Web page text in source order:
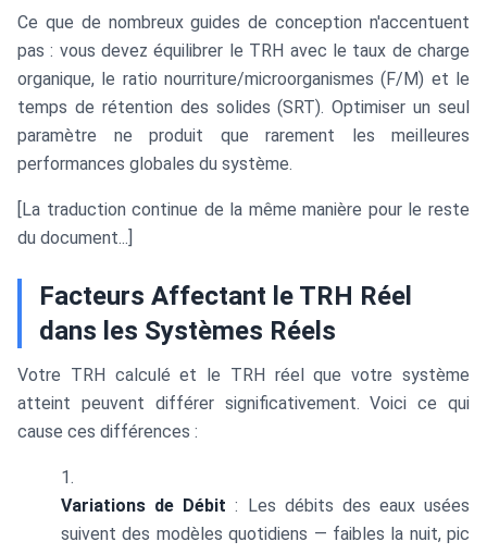
Ce que de nombreux guides de conception n'accentuent
pas : vous devez équilibrer le TRH avec le taux de charge
organique, le ratio nourriture/microorganismes (F/M) et le
temps de rétention des solides (SRT). Optimiser un seul
paramètre ne produit que rarement les meilleures
performances globales du système.
[La traduction continue de la même manière pour le reste
du document...]
Facteurs Affectant le TRH Réel
dans les Systèmes Réels
Votre TRH calculé et le TRH réel que votre système
atteint peuvent différer significativement. Voici ce qui
cause ces différences :
Variations de Débit : Les débits des eaux usées
suivent des modèles quotidiens — faibles la nuit, pic